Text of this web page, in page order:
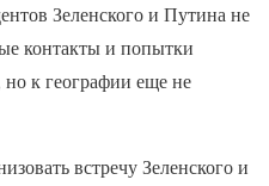
Зеленского и Путина не
контакты и попытки
но к географии еще не
встречу Зеленского и